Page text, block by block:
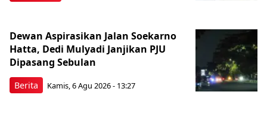
Berita
Dewan Aspirasikan Jalan Soekarno
Hatta, Dedi Mulyadi Janjikan PJU
Dipasang Sebulan
Kamis, 6 Agu 2026 - 13:27